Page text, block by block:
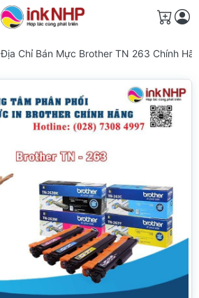
Giỏ
Địa Chỉ Bán Mực Brother TN 263 Chính